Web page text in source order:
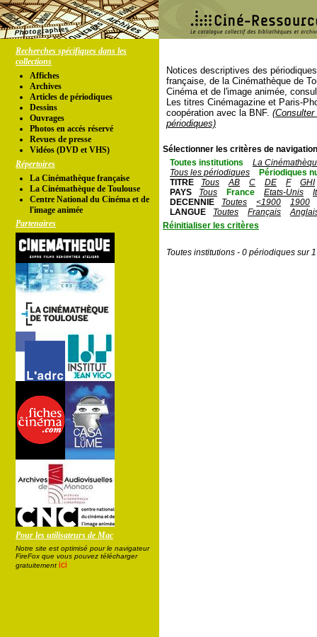
Recherches spécifiques dans les
collections
Affiches
Archives
Articles de périodiques
Dessins
Ouvrages
Photos en accés réservé
Revues de presse
Vidéos (DVD et VHS)
Répertoires
La Cinémathèque française
La Cinémathèque de Toulouse
Centre National du Cinéma et de
l'image animée
Partenaires
Pour les utilisateurs de Mac
Notre site est optimisé pour le navigateur
FireFox que vous pouvez télécharger
gratuitement ici
Notices descriptives des
française, de la Cinémathèque de
Cinéma et de l'image animée,
Les titres Cinémagazine et Paris-
coopération avec la BNF.
périodiques)
Sélectionner les critères de
Toutes institutions
La
Tous les périodiques
Périodiques
TITRE
Tous AB C DE F
GHI
PAYS
Tous France Etats-Unis
DECENNIE
Toutes <1900
1900
LANGUE
Toutes Français
Réinitialiser les critères
Toutes institutions - 0 périodiques sur